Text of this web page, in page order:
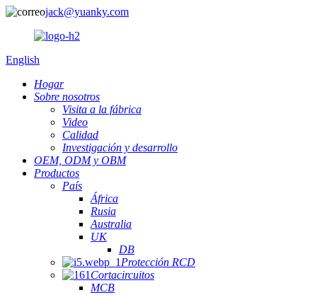
jack@yuanky.com
English
Hogar
Sobre nosotros
Visita a la fábrica
Video
Calidad
Investigación y desarrollo
OEM, ODM y OBM
Productos
País
África
Rusia
Australia
UK
DB
Protección RCD
Cortacircuitos
MCB